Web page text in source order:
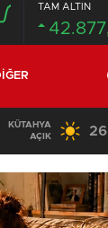
TAM ALTIN
KÜTAHYA
AÇIK